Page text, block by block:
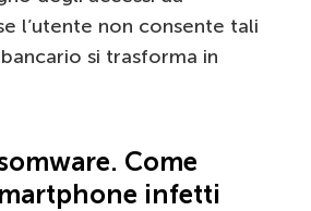
l’utente non consente tali
si trasforma in
Come
infetti